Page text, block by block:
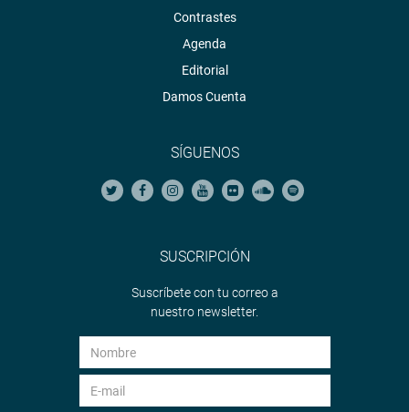
Contrastes
Agenda
Editorial
Damos Cuenta
SÍGUENOS
SUSCRIPCIÓN
Suscríbete con tu correo a
nuestro newsletter.